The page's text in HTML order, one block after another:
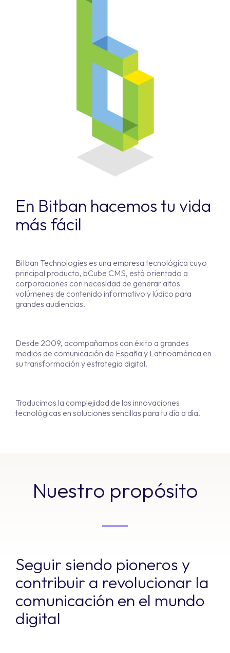
En Bitban hacemos tu vida
más fácil
Bitban Technologies es una empresa tecnológica cuyo
principal producto, bCube CMS, está orientado a
corporaciones con necesidad de generar altos
volúmenes de contenido informativo y lúdico para
grandes audiencias.
Desde 2009, acompañamos con éxito a grandes
medios de comunicación de España y Latinoamérica en
su transformación y estrategia digital.
Traducimos la complejidad de las innovaciones
tecnológicas en soluciones sencillas para tu día a día.
Nuestro propósito
Seguir siendo pioneros y
contribuir a revolucionar la
comunicación en el mundo
digital